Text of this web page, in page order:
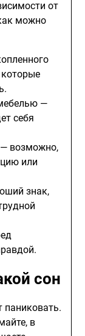
от
можно
которые
—
себя
возможно,
или
знак,
сон
паниковать.
в